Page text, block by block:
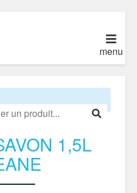
menu
1,5L